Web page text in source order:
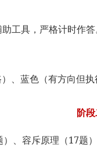
工具，严格计时作
、蓝色（有方向但
阶
、容斥原理（17